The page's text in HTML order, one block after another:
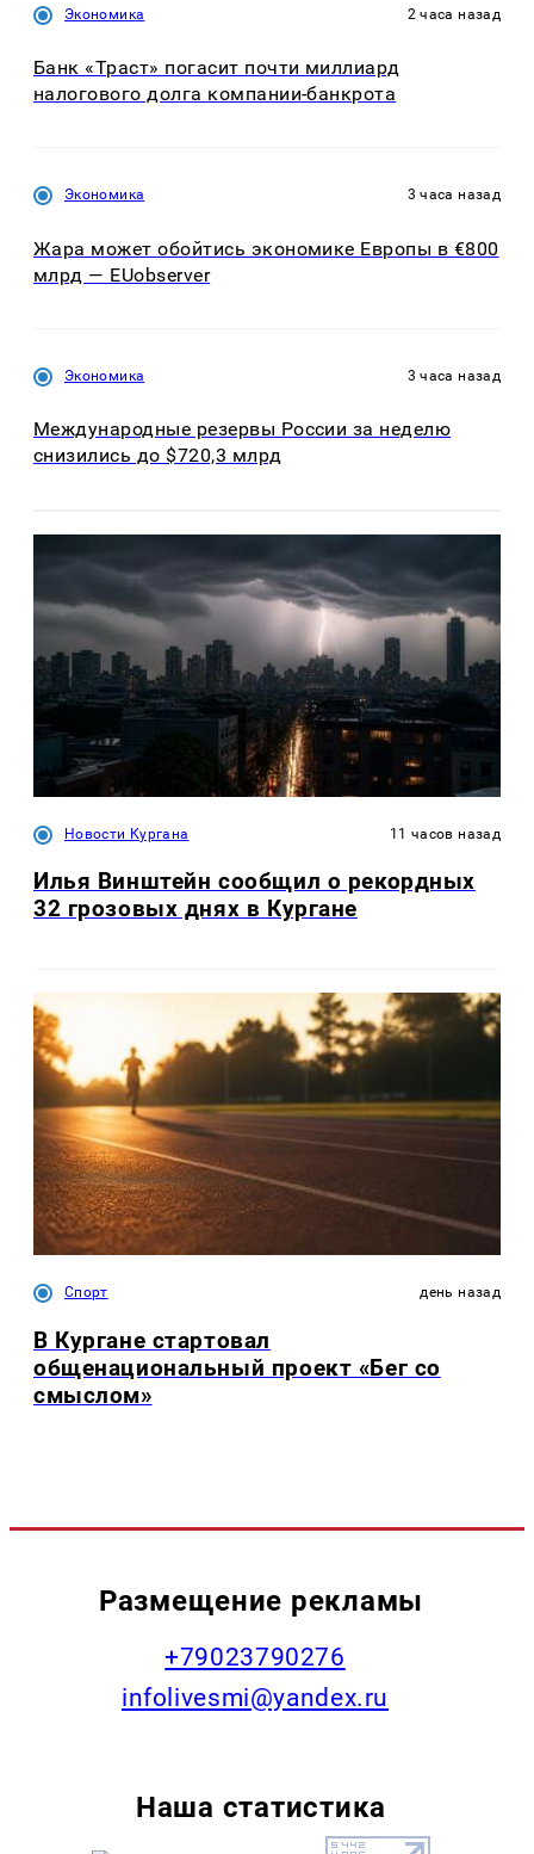
Экономика 2 часа назад
Банк «Траст» погасит почти миллиард
налогового долга компании-банкрота
Экономика 3 часа назад
Жара может обойтись экономике Европы в €800
млрд — EUobserver
Экономика 3 часа назад
Международные резервы России за неделю
снизились до $720,3 млрд
Новости Кургана 11 часов назад
Илья Винштейн сообщил о рекордных
32 грозовых днях в Кургане
Спорт день назад
В Кургане стартовал
общенациональный проект «Бег со
смыслом»
Размещение рекламы
+79023790276
infolivesmi@yandex.ru
Наша статистика